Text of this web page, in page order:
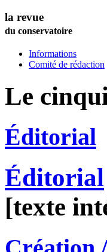
la revue
du conservatoire
Informations
Comité de rédaction
Le
Éditorial
Éditorial
[texte